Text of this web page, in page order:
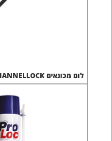
לום מכונאים CHANNELLOCK